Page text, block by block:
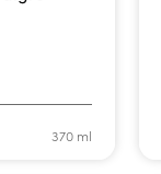
370 ml